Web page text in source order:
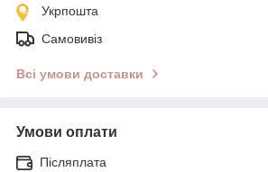
Укрпошта
Самовивіз
Всі умови доставки
Умови оплати
Післяплата